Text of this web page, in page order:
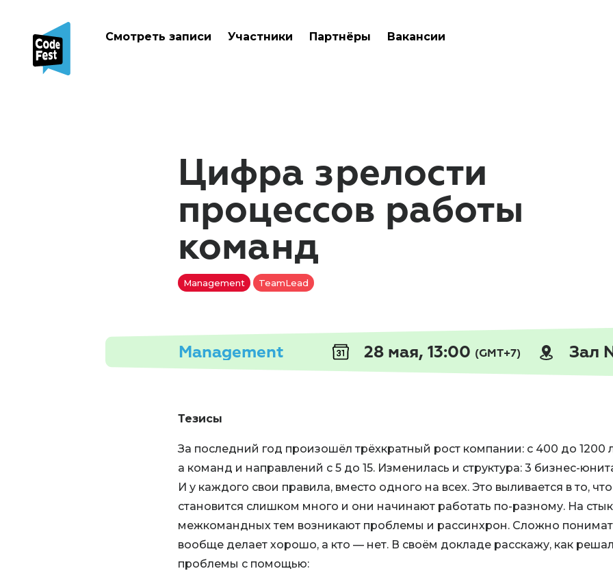
Смотреть записи Участники Партнёры Вакансии
Цифра зрелости
процессов работы
команд
Management TeamLead
Management 28 мая, 13:00 (GMT+7) Зал
Тезисы
За последний год произошёл трёхкратный рост компании: с 400 до 1200
а команд и направлений с 5 до 15. Изменилась и структура: 3 бизнес-
И у каждого свои правила, вместо одного на всех. Это выливается в то,
становится слишком много и они начинают работать по-разному. На
межкомандных тем возникают проблемы и рассинхрон. Сложно
вообще делает хорошо, а кто — нет. В своём докладе расскажу, как
проблемы с помощью: